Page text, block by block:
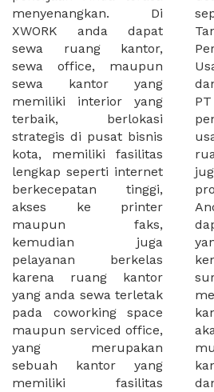
menyenangkan. Di
XWORK anda dapat
sewa ruang kantor,
sewa office, maupun
sewa kantor yang
memiliki interior yang
terbaik, berlokasi
strategis di pusat bisnis
kota, memiliki fasilitas
lengkap seperti internet
berkecepatan tinggi,
akses ke printer
maupun faks,
kemudian juga
pelayanan berkelas
karena ruang kantor
yang anda sewa terletak
pada coworking space
maupun serviced office,
yang merupakan
sebuah kantor yang
memiliki fasilitas
seperti surat domisili,
Tanda Domisili
Perusahaan, Surat Izin
Usaha Perdagangan,
dan atau akte pendirian
PT maupun akte
pendirian CV untuk
usaha Anda. Sewa
ruang kantor XWORK
juga mempermudah
proses sewa kantor
Anda, karena anda
dapat memilih kantor
yang akan anda sewa,
kemudian Anda dapat
survey atau
mengunjungi calon
kantor Anda, semuanya
akan dibuat lebih
mudah untuk sewa
kantor terbaik Anda,
dan juga sewa kantor